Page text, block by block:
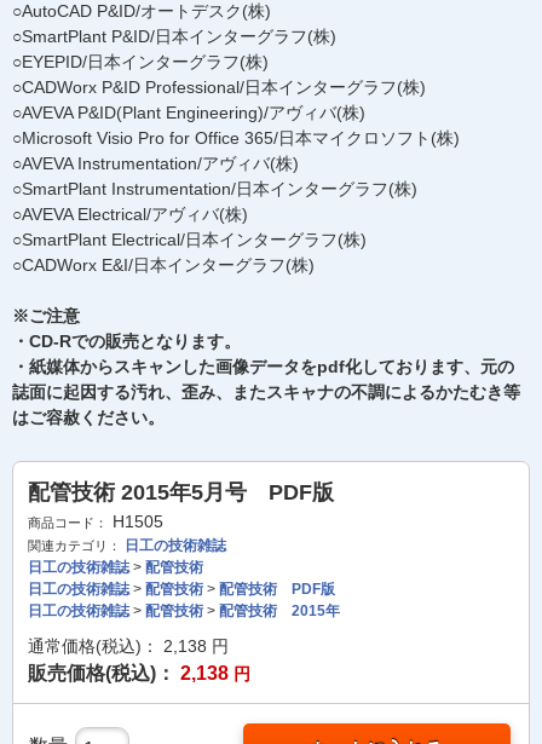
○AutoCAD P&ID/オートデスク(株)
○SmartPlant P&ID/日本インターグラフ(株)
○EYEPID/日本インターグラフ(株)
○CADWorx P&ID Professional/日本インターグラフ(株)
○AVEVA P&ID(Plant Engineering)/アヴィバ(株)
○Microsoft Visio Pro for Office 365/日本マイクロソフト(株)
○AVEVA Instrumentation/アヴィバ(株)
○SmartPlant Instrumentation/日本インターグラフ(株)
○AVEVA Electrical/アヴィバ(株)
○SmartPlant Electrical/日本インターグラフ(株)
○CADWorx E&I/日本インターグラフ(株)
※ご注意
・CD-Rでの販売となります。
・紙媒体からスキャンした画像データをpdf化しております、元の
誌面に起因する汚れ、歪み、またスキャナの不調によるかたむき等
はご容赦ください。
配管技術 2015年5月号 PDF版
商品コード： H1505
関連カテゴリ：
日工の技術雑誌
日工の技術雑誌> 配管技術
日工の技術雑誌> 配管技術 > 配管技術 PDF版
日工の技術雑誌> 配管技術 > 配管技術 2015年
通常価格(税込)： 2,138 円
販売価格(税込)： 2,138 円